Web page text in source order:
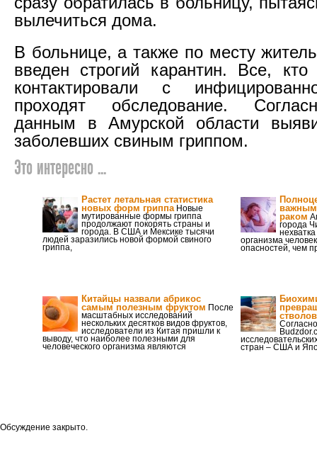
вылечиться дома.
В больнице, а также по месту
введен строгий карантин. Все,
контактировали с
проходят обследование.
данным в Амурской области
заболевших свиным гриппом.
Это интересно ...
Растет летальная статистика
новых форм гриппаНовые
мутированные формы гриппа
продолжают покорять страны и
города. В США и Мексике тысячи
людей заразились новой формой свиного
гриппа,
раком
города
организма
опасностей, чем
Китайцы назвали абрикос
самым полезным фруктом После
масштабных исследований
нескольких десятков видов фруктов,
исследователи из Китая пришли к
выводу, что наиболее полезными для
человеческого организма являются стран – США и
Обсуждение закрыто.